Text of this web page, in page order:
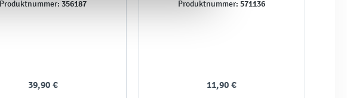
Produktnummer: 356187
39,90 €
Produktnummer: 571136
11,90 €